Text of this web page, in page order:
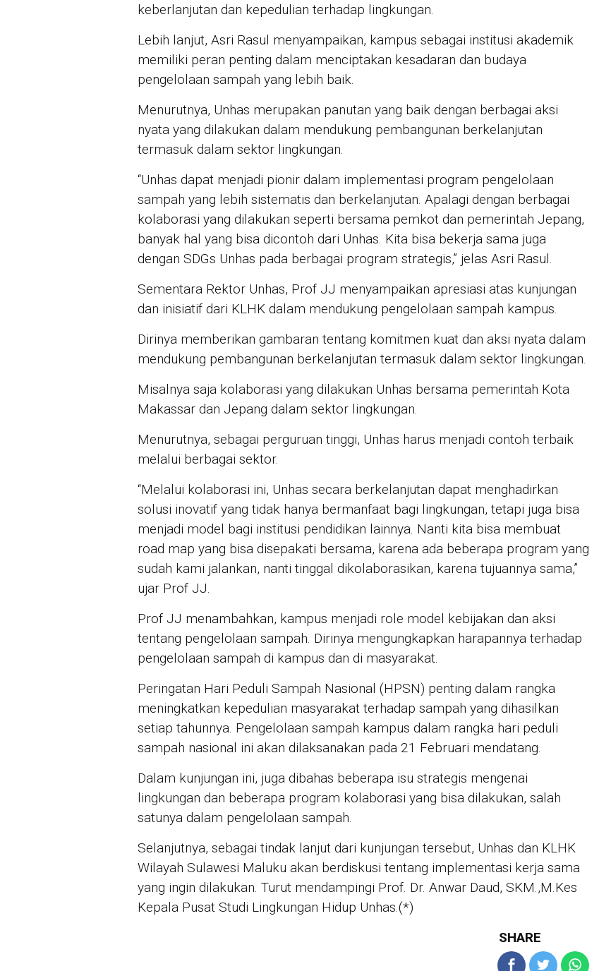
keberlanjutan dan kepedulian terhadap lingkungan.
Lebih lanjut, Asri Rasul menyampaikan, kampus sebagai institusi akademik
memiliki peran penting dalam menciptakan kesadaran dan budaya
pengelolaan sampah yang lebih baik.
Menurutnya, Unhas merupakan panutan yang baik dengan berbagai aksi
nyata yang dilakukan dalam mendukung pembangunan berkelanjutan
termasuk dalam sektor lingkungan.
“Unhas dapat menjadi pionir dalam implementasi program pengelolaan
sampah yang lebih sistematis dan berkelanjutan. Apalagi dengan berbagai
kolaborasi yang dilakukan seperti bersama pemkot dan pemerintah Jepang,
banyak hal yang bisa dicontoh dari Unhas. Kita bisa bekerja sama juga
dengan SDGs Unhas pada berbagai program strategis,” jelas Asri Rasul.
Sementara Rektor Unhas, Prof JJ menyampaikan apresiasi atas kunjungan
dan inisiatif dari KLHK dalam mendukung pengelolaan sampah kampus.
Dirinya memberikan gambaran tentang komitmen kuat dan aksi nyata dalam
mendukung pembangunan berkelanjutan termasuk dalam sektor lingkungan.
Misalnya saja kolaborasi yang dilakukan Unhas bersama pemerintah Kota
Makassar dan Jepang dalam sektor lingkungan.
Menurutnya, sebagai perguruan tinggi, Unhas harus menjadi contoh terbaik
melalui berbagai sektor.
“Melalui kolaborasi ini, Unhas secara berkelanjutan dapat menghadirkan
solusi inovatif yang tidak hanya bermanfaat bagi lingkungan, tetapi juga bisa
menjadi model bagi institusi pendidikan lainnya. Nanti kita bisa membuat
road map yang bisa disepakati bersama, karena ada beberapa program yang
sudah kami jalankan, nanti tinggal dikolaborasikan, karena tujuannya sama,”
ujar Prof JJ.
Prof JJ menambahkan, kampus menjadi role model kebijakan dan aksi
tentang pengelolaan sampah. Dirinya mengungkapkan harapannya terhadap
pengelolaan sampah di kampus dan di masyarakat.
Peringatan Hari Peduli Sampah Nasional (HPSN) penting dalam rangka
meningkatkan kepedulian masyarakat terhadap sampah yang dihasilkan
setiap tahunnya. Pengelolaan sampah kampus dalam rangka hari peduli
sampah nasional ini akan dilaksanakan pada 21 Februari mendatang.
Dalam kunjungan ini, juga dibahas beberapa isu strategis mengenai
lingkungan dan beberapa program kolaborasi yang bisa dilakukan, salah
satunya dalam pengelolaan sampah.
Selanjutnya, sebagai tindak lanjut dari kunjungan tersebut, Unhas dan KLHK
Wilayah Sulawesi Maluku akan berdiskusi tentang implementasi kerja sama
yang ingin dilakukan. Turut mendampingi Prof. Dr. Anwar Daud, SKM.,M.Kes
Kepala Pusat Studi Lingkungan Hidup Unhas.(*)
SHARE